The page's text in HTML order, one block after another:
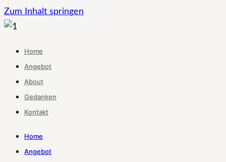
Zum Inhalt springen
Home
Angebot
About
Gedanken
Kontakt
Home
Angebot